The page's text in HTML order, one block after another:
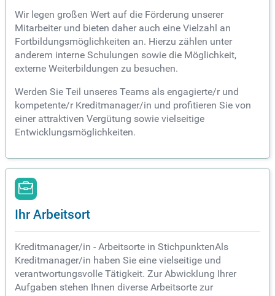
Wir legen großen Wert auf die Förderung unserer
Mitarbeiter und bieten daher auch eine Vielzahl an
Fortbildungsmöglichkeiten an. Hierzu zählen unter
anderem interne Schulungen sowie die Möglichkeit,
externe Weiterbildungen zu besuchen.
Werden Sie Teil unseres Teams als engagierte/r und
kompetente/r Kreditmanager/in und profitieren Sie von
einer attraktiven Vergütung sowie vielseitige
Entwicklungsmöglichkeiten.
Ihr Arbeitsort
Kreditmanager/in - Arbeitsorte in StichpunktenAls
Kreditmanager/in haben Sie eine vielseitige und
verantwortungsvolle Tätigkeit. Zur Abwicklung Ihrer
Aufgaben stehen Ihnen diverse Arbeitsorte zur